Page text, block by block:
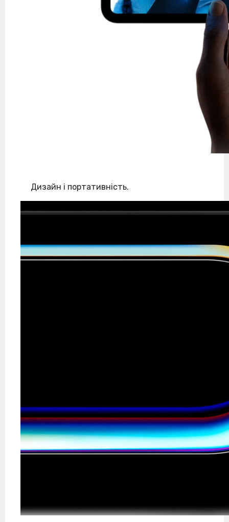
Дизайн і портативність.